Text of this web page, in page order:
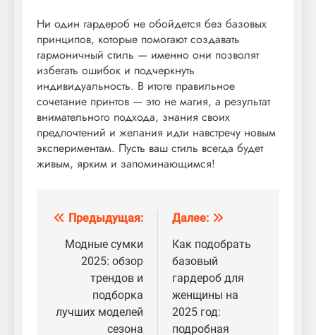
Ни один гардероб не обойдется без базовых
принципов, которые помогают создавать
гармоничный стиль — именно они позволят
избегать ошибок и подчеркнуть
индивидуальность. В итоге правильное
сочетание принтов — это не магия, а результат
внимательного подхода, знания своих
предпочтений и желания идти навстречу новым
экспериментам. Пусть ваш стиль всегда будет
живым, ярким и запоминающимся!
Навигация
по
записям
Предыдущая:
Модные сумки
2025: обзор
трендов и
подборка
лучших моделей
сезона
Далее:
Как подобрать
базовый
гардероб для
женщины на
2025 год:
подробная